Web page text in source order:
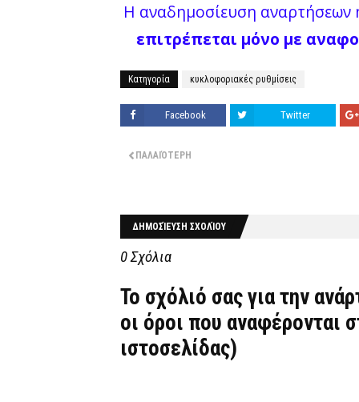
Η αναδημοσίευση
επιτρέπεται μόνο με
Κατηγορία κυκλοφοριακές ρυθμίσεις
Facebook Twitter
ΠΑΛΑΙΌΤΕΡΗ
ΔΗΜΟΣΊΕΥΣΗ ΣΧΟΛΊΟΥ
0 Σχόλια
Το σχόλιό σας για την
οι όροι που αναφέρονται
ιστοσελίδας)